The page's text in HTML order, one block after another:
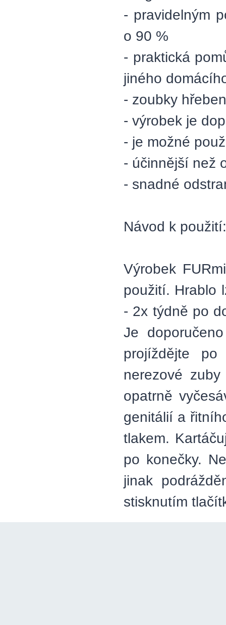
- pravidelným
o 90 %
- praktická
jiného
- zoubky
- výrobek je
- je možné
- účinnější než
- snadné
Návod k použití:
Výrobek
použití. Hrablo
- 2x týdně po
Je
projíždějte
nerezové
opatrně
genitálií a
tlakem.
po konečky.
jinak
stisknutím